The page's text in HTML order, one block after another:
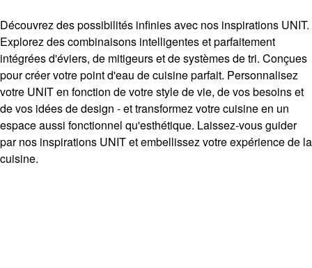
Découvrez des possibilités infinies avec nos inspirations UNIT.
Explorez des combinaisons intelligentes et parfaitement
intégrées d'éviers, de mitigeurs et de systèmes de tri. Conçues
pour créer votre point d'eau de cuisine parfait. Personnalisez
votre UNIT en fonction de votre style de vie, de vos besoins et
de vos idées de design - et transformez votre cuisine en un
espace aussi fonctionnel qu'esthétique. Laissez-vous guider
par nos inspirations UNIT et embellissez votre expérience de la
cuisine.